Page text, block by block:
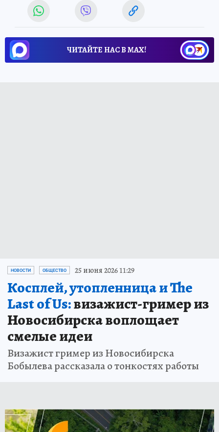
ЧИТАЙТЕ НАС В МАХ!
НОВОСТИ ОБЩЕСТВО 25 июня 2026 11:29
Косплей, утопленница и The
Last of Us:визажист-гример из
Новосибирска воплощает
смелые идеи
Визажист гример из Новосибирска
Бобылева рассказала о тонкостях работы